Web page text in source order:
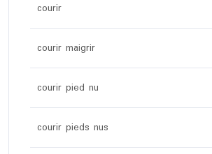
courir
courir maigrir
courir pied nu
courir pieds nus